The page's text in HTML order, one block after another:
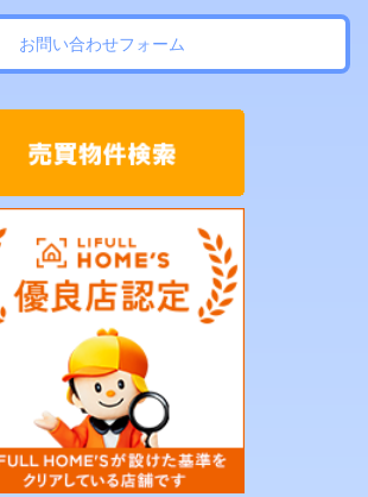
お問い合わせフォーム